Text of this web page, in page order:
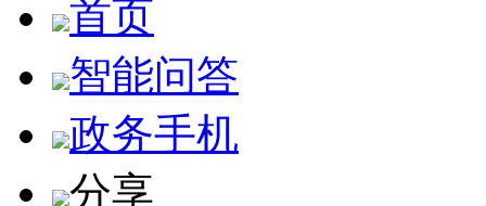
首页
智能问答
政务手机
分享